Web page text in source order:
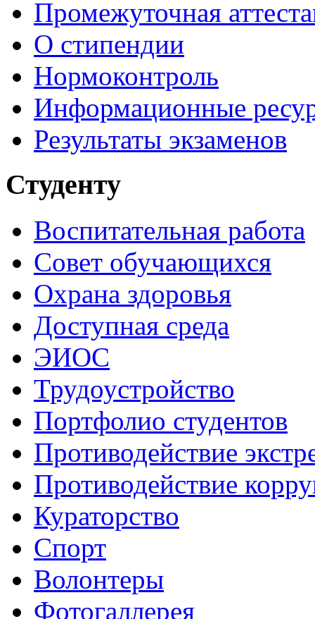
Промежуточная
О стипендии
Нормоконтроль
Информационные
Результаты экзаменов
Студенту
Воспитательная работа
Совет обучающихся
Охрана здоровья
Доступная среда
ЭИОС
Трудоустройство
Портфолио студентов
Противодействие
Противодействие
Кураторство
Спорт
Волонтеры
Фотогаллерея